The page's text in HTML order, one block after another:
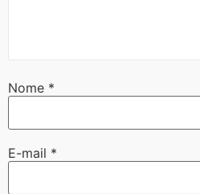
Nome *
E-mail *